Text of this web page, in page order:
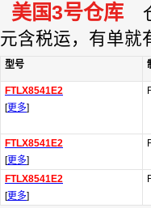
美国3号仓库
元含税运，有单就
型号
FTLX8541E2
[更多]
FTLX8541E2
[更多]
FTLX8541E2
[更多]